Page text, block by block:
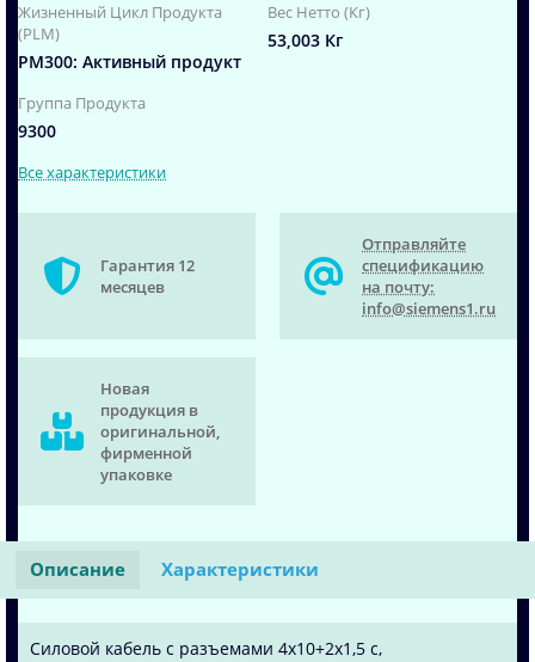
Жизненный Цикл Продукта
(PLM)
PM300: Активный продукт
Вес Нетто (Кг)
53,003 Кг
Группа Продукта
9300
Все характеристики
Гарантия 12
месяцев
Отправляйте
спецификацию
на почту:
info@siemens1.ru
Новая
продукция в
оригинальной,
фирменной
упаковке
Описание Характеристики
Силовой кабель с разъемами 4x10+2x1,5 c,